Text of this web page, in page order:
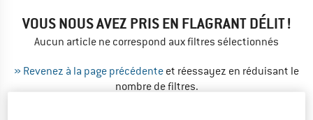
VOUS NOUS AVEZ PRIS EN FLAGRANT DÉLIT !
Aucun article ne correspond aux filtres sélectionnés
» Revenez à la page précédente et réessayez en réduisant le
nombre de filtres.